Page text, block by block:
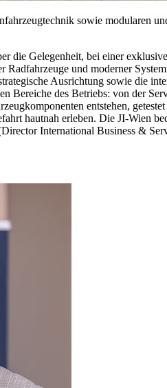
sowie
die Gelegenheit, bei einer
Radfahrzeuge und moderner
Ausrichtung sowie die
Bereiche des Betriebs: von der
entstehen,
hautnah erleben. Die JI-
International Business &